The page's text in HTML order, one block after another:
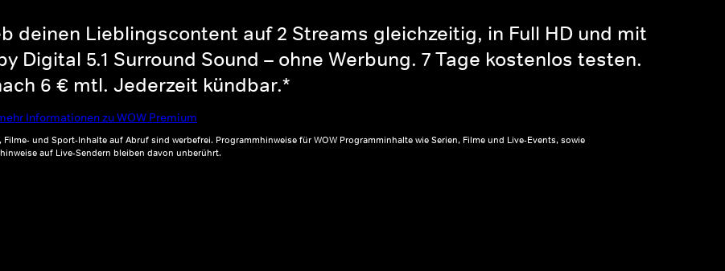
deinen Lieblingscontent auf 2 Streams gleichzeitig, in Full HD und mit
Digital 5.1 Surround Sound – ohne Werbung. 7 Tage kostenlos testen.
6 € mtl. Jederzeit kündbar.*
Informationen zu WOW Premium
Filme- und Sport-Inhalte auf Abruf sind werbefrei. Programmhinweise für WOW Programminhalte wie Serien, Filme und Live-Events, sowie
auf Live-Sendern bleiben davon unberührt.